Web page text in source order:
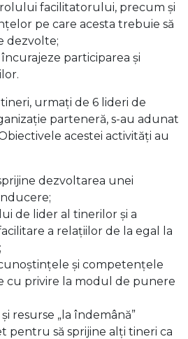
facilitatorului, precum și
pe care acesta trebuie să
dezvolte;
participarea și
urmați de 6 lideri de
parteneră, s-au adunat
acestei activități au
dezvoltarea unei
de lider al tinerilor și a
a relațiilor de la egal la
și competențele
cu privire la modul de punere
resurse „la îndemână”
pentru să sprijine alți tineri ca